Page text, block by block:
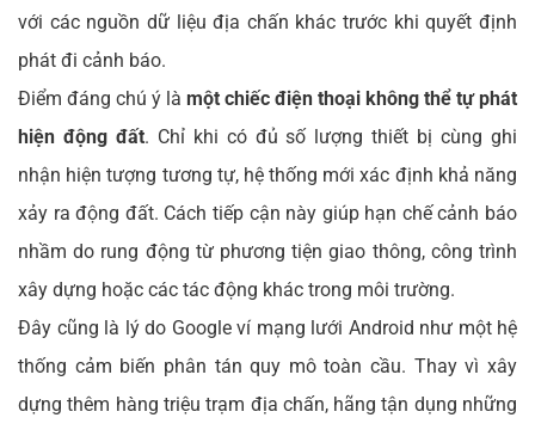
với các nguồn dữ liệu địa chấn khác trước khi quyết định
phát đi cảnh báo.
Điểm đáng chú ý là một chiếc điện thoại không thể tự phát
hiện động đất. Chỉ khi có đủ số lượng thiết bị cùng ghi
nhận hiện tượng tương tự, hệ thống mới xác định khả năng
xảy ra động đất. Cách tiếp cận này giúp hạn chế cảnh báo
nhầm do rung động từ phương tiện giao thông, công trình
xây dựng hoặc các tác động khác trong môi trường.
Đây cũng là lý do Google ví mạng lưới Android như một hệ
thống cảm biến phân tán quy mô toàn cầu. Thay vì xây
dựng thêm hàng triệu trạm địa chấn, hãng tận dụng những